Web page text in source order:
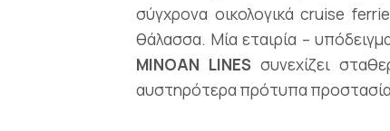
σύγχρονα οικολογικά cruise
θάλασσα. Μία εταιρία –
MINOAN LINES συνεχίζει
αυστηρότερα πρότυπα